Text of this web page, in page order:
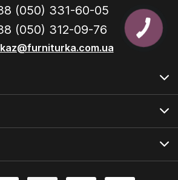
(050) 331-60-05
(050) 312-09-76